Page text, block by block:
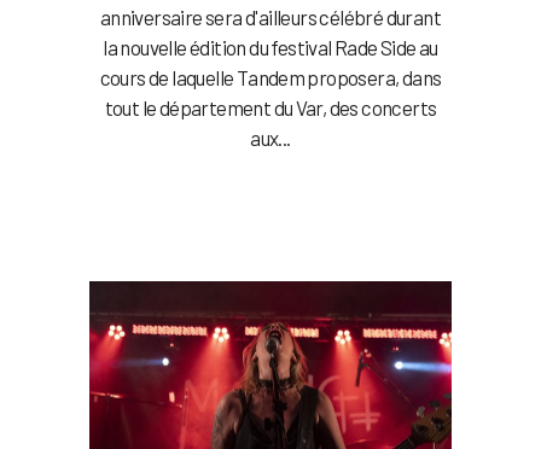
anniversaire sera d'ailleurs célébré durant
la nouvelle édition du festival Rade Side au
cours de laquelle Tandem proposera, dans
tout le département du Var, des concerts
aux...